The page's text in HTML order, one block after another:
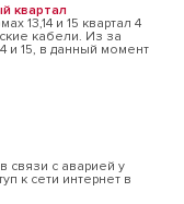
квартал
13,14 и 15 квартал 4
кабели. Из за
и 15, в данный момент
связи с аварией у
к сети интернет в